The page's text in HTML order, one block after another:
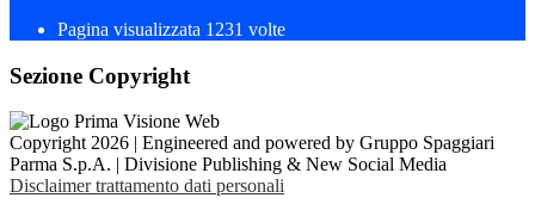
Pagina visualizzata 1231 volte
Sezione Copyright
Copyright 2026 | Engineered and powered by Gruppo Spaggiari
Parma S.p.A. | Divisione Publishing & New Social Media
Disclaimer trattamento dati personali